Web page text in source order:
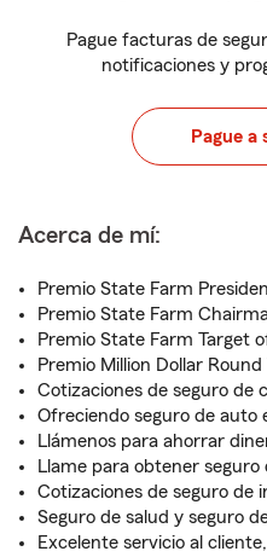
Pague facturas de
notificaciones y
Pague a
Acerca de mí:
Premio State Farm
Premio State Farm
Premio State Farm Target
Premio Million Dollar Round
Cotizaciones de seguro de
Ofreciendo seguro de auto
Llámenos para ahorrar
Llame para obtener seguro
Cotizaciones de seguro de
Seguro de salud y seguro
Excelente servicio al